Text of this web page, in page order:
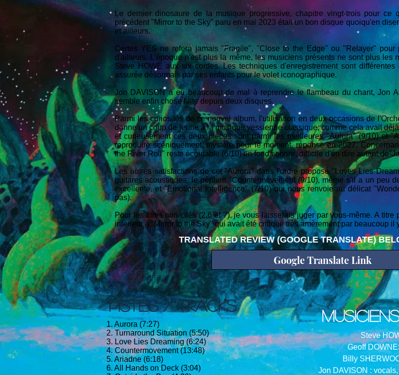
Le dernier dinosaure de la musique progressive, chapitre vingt-trois pour ce
précédent "Mirror to the Sky" paru en mai 2023 était un bon disque quoiqu'en
et ailleurs.
Certes YES ne refera jamais "Fragile", "Close to the Edge" ou "Relayer"
d'ailleurs. L'époque n'est plus la même, les musiciens présents ne sont plus les
Steve HOWE aux six cordes. Les techniques d'enregistrement sont
assurée désormais par ses enfants pour le volet iconographique.
Jon DAVISON a eu beaucoup de mal à reprendre le flambeau du chant, Jon
semble enfin chose faite depuis deux disques.
Parmi les curiosités de ce nouvel album, l'utilisation en deux occasions de
donne un coup de jeune à la musique yessienne classique, comme cela avait
et curieusement ces deux pièces sont parmi les meilleures "Aurora" (9/10) et
reproduire scéniquement, mystère pour le moment, réponse en 2027.
the River Roll" reste écoutable (6/10) en fond sonore, difficile d'en dire autant
Les autres satisfactions de cet "Aurora" dans l'ordre proposé "Loves Lies
guitares acoustiques, le péplum "Countermovement (9/10), même s'il a un peu
excellente, et "Emotional Intelligence" (7/10) qui nous renvoie au délicat
pas).
Pour les titres non cités (2,6 et 7), je vous laisserais juger par vous-même. A
inférieur à "Mirror to the Sky" qui avait été critiqué très amèrement par beaucoup il
TRANSLATED REVIEW (GOOGLE TRANSLATE)
Google Translate Link
PISTES / TRACKS
1. Aurora (7:27)
2. Turnaround Situation (5:50)
3. Love Lies Dreaming (6:24)
4. Countermovement (13:48)
5. Ariadne (6:18)
6. All Hands on Deck (3:04)
Steve
Geoff
Billy
Jon DAVISON :